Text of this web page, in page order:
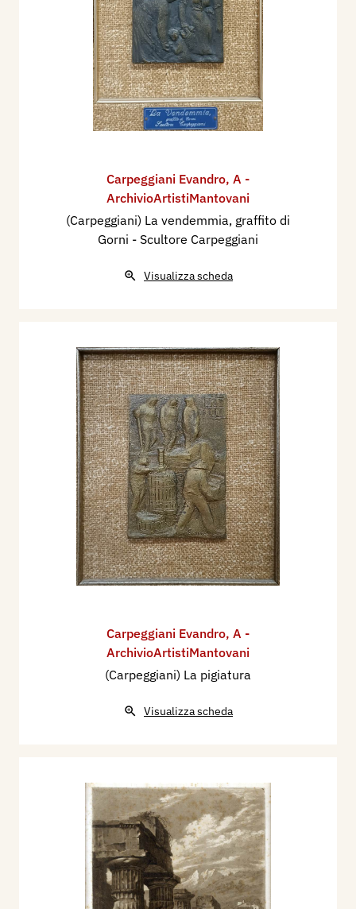
Carpeggiani Evandro, A -
ArchivioArtistiMantovani
(Carpeggiani) La vendemmia, graffito di
Gorni - Scultore Carpeggiani
Visualizza scheda
Carpeggiani Evandro, A -
ArchivioArtistiMantovani
(Carpeggiani) La pigiatura
Visualizza scheda